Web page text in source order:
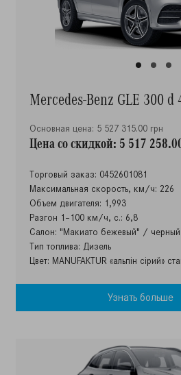
Mercedes-Benz GLE 300 d
Основная цена: 5 527 315.00 грн
Цена со скидкой: 5 517
Торговый заказ: 0452601081
Максимальная скорость, км/ч: 226
Объем двигателя: 1,993
Разгон 1–100 км/ч, с.: 6,8
Салон: "Макиато бежевый" / черный
Тип топлива: Дизель
Цвет: MANUFAKTUR «альпін сірий»
Узнать больше